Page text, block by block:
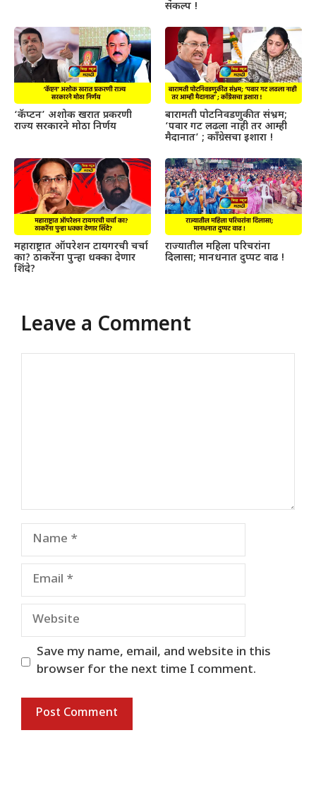
संकल्प !
‘कॅप्टन’ अशोक खरात प्रकरणी
राज्य सरकारने मोठा निर्णय
बारामती पोटनिवडणुकीत संभ्रम;
‘पवार गट लढला नाही तर आम्ही
मैदानात’ ; काँग्रेसचा इशारा !
महाराष्ट्रात ऑपरेशन टायगरची चर्चा
का? ठाकरेंना पुन्हा धक्का देणार
शिंदे?
राज्यातील महिला परिचरांना
दिलासा; मानधनात दुप्पट वाढ !
Leave a Comment
Name
Email
Website
Save my name, email, and website in this
browser for the next time I comment.